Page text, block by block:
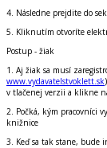
4. Následne prejdite do
5. Kliknutím otvoríte
Postup - žiak
1. Aj žiak sa musí
www.vydavatelstvoklett.sk
v tlačenej verzii a klikne
2. Počká, kým pracovníci
knižnice
3. Keď sa tak stane, bude